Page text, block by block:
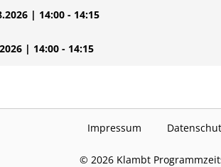
| 14:00 - 14:15
| 14:00 - 14:15
Impressum
© 2026 Klambt